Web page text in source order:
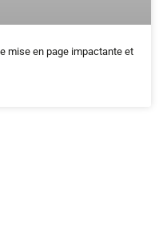
mise en page impactante et